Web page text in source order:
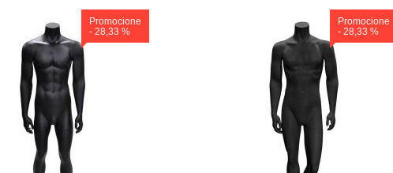
Reposición en curso
VER EL PRODUCTO MANIQUIES
Promocione
- 28,33 %
Promocione
- 28,33 %